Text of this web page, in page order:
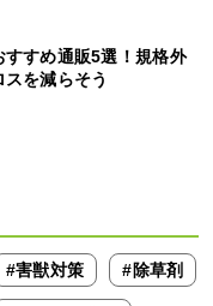
すすめ通販5選！規格外
を減らそう
#害獣対策 #除草剤